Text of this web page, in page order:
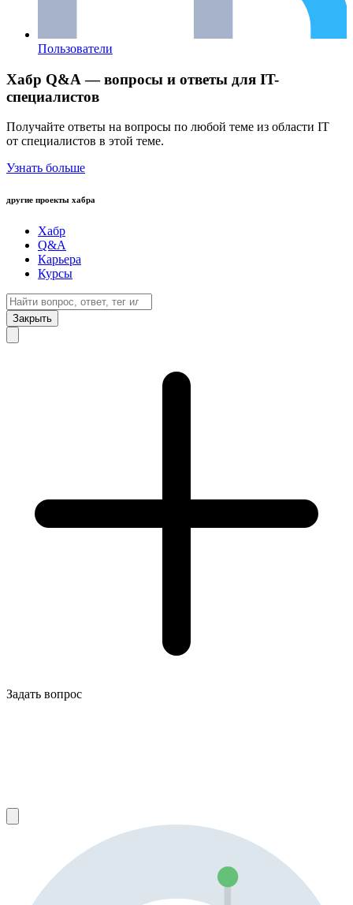
Пользователи
Хабр Q&A — вопросы и ответы для IT-
специалистов
Получайте ответы на вопросы по любой теме из области IT
от специалистов в этой теме.
Узнать больше
другие проекты хабра
Хабр
Q&A
Карьера
Курсы
Закрыть
Задать вопрос